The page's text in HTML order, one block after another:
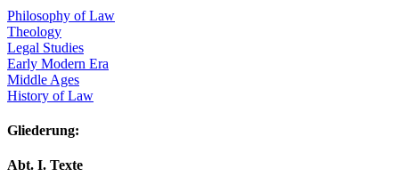
Philosophy of Law
Theology
Legal Studies
Early Modern Era
Middle Ages
History of Law
Gliederung:
Abt. I. Texte